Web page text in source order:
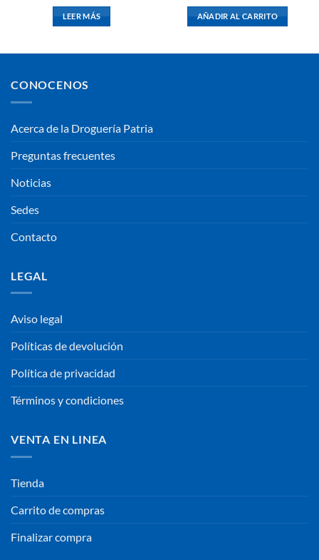
LEER MÁS AÑADIR AL CARRITO
CONOCENOS
Acerca de la Droguería Patria
Preguntas frecuentes
Noticias
Sedes
Contacto
LEGAL
Aviso legal
Políticas de devolución
Política de privacidad
Términos y condiciones
VENTA EN LINEA
Tienda
Carrito de compras
Finalizar compra